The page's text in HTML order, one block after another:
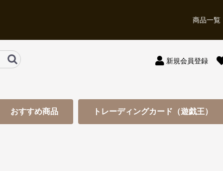
商品一覧
新規会員登録
おすすめ商品 トレーディングカード（遊戯王）